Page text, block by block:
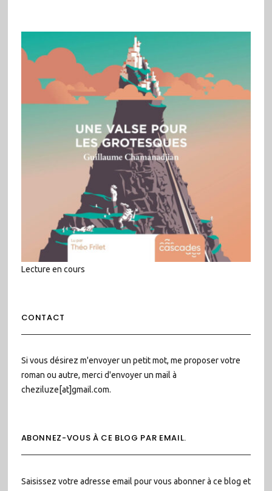
Lecture en cours
CONTACT
Si vous désirez m'envoyer un petit mot, me proposer votre
roman ou autre, merci d'envoyer un mail à
cheziluze[at]gmail.com.
ABONNEZ-VOUS À CE BLOG PAR EMAIL.
Saisissez votre adresse email pour vous abonner à ce blog et